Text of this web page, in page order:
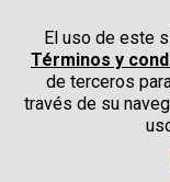
El uso de este
Términos y
de terceros
través de su